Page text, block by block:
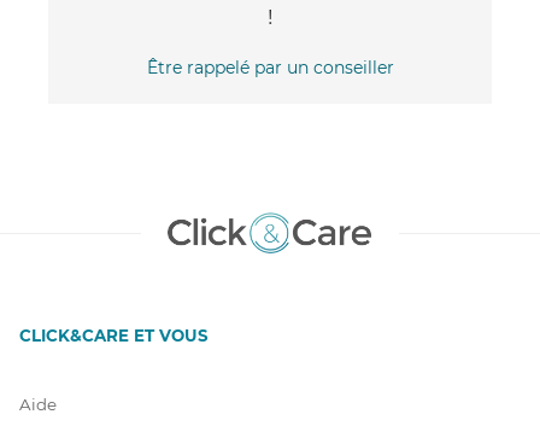
!
Être rappelé par un conseiller
CLICK&CARE ET VOUS
Aide